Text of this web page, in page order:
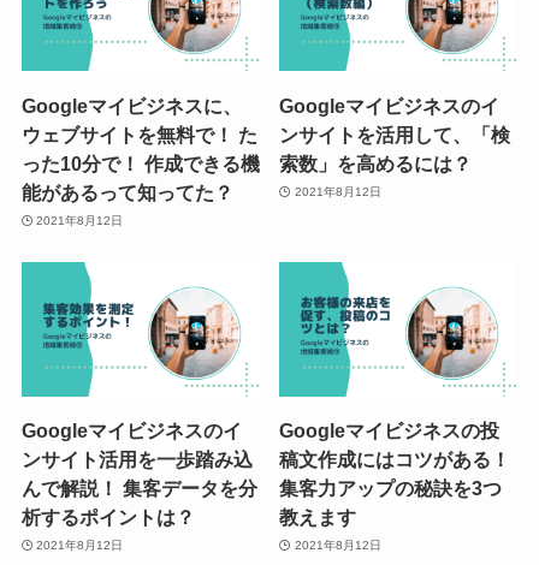
Googleマイビジネスに、
ウェブサイトを無料で！ た
った10分で！ 作成できる機
能があるって知ってた？
2021年8月12日
Googleマイビジネスのイ
ンサイトを活用して、「検
索数」を高めるには？
2021年8月12日
Googleマイビジネスのイ
ンサイト活用を一歩踏み込
んで解説！ 集客データを分
析するポイントは？
2021年8月12日
Googleマイビジネスの投
稿文作成にはコツがある！
集客力アップの秘訣を3つ
教えます
2021年8月12日